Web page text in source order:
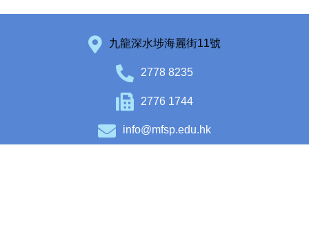
九龍深水埗海麗街11號
2778 8235
2776 1744
info@mfsp.edu.hk